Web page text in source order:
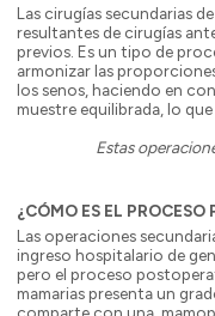
Las cirugías secundarias
resultantes de cirugías
previos. Es un tipo de
armonizar las
los senos, haciendo en
muestre equilibrada, lo
Estas
¿CÓMO ES EL
Las operaciones
ingreso hospitalario de
pero el proceso
mamarias presenta un
comparte con una